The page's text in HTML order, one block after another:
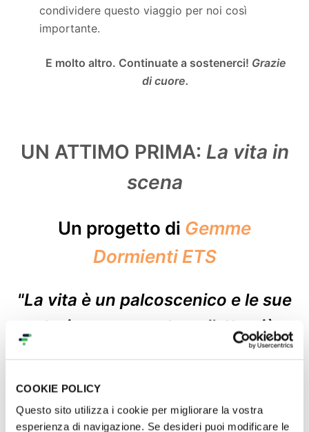
COOKIE POLICY
Questo sito utilizza i cookie per migliorare la vostra
esperienza di navigazione. Se desideri puoi modificare le
condividere questo viaggio per noi così
importante.
E molto altro. Continuate a sostenerci! Grazie
di cuore.
UN ATTIMO PRIMA: La vita in
scena
Un progetto di Gemme
Dormienti ETS
"La vita è un palcoscenico e le sue
storie rappresentano l’atto più
Con il progetto
realizzare uno spettacolo teatrale unico: 5 donne
libere da malattia oncologica ci hanno donato le